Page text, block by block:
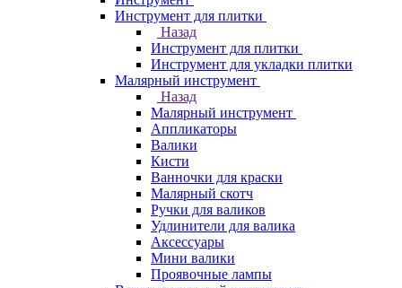
Инструмент для плитки
Назад
Инструмент для плитки
Инструмент для укладки плитки
Малярный инструмент
Назад
Малярный инструмент
Аппликаторы
Валики
Кисти
Ванночки для краски
Малярный скотч
Ручки для валиков
Удлинители для валика
Аксессуары
Мини валики
Проявочные лампы